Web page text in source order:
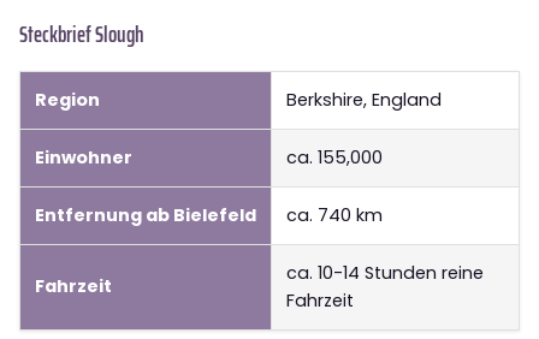
Steckbrief Slough
Region Berkshire, England
Einwohner ca. 155,000
Entfernung ab Bielefeld ca. 740 km
Fahrzeit
ca. 10-14 Stunden reine
Fahrzeit